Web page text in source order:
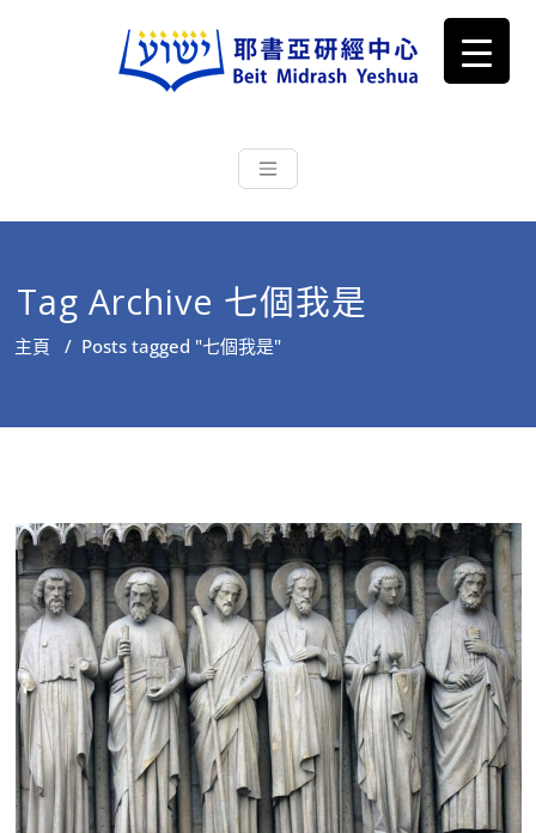
耶書亞研經中心
根源明白聖經，成為更好的門徒
Tag Archive 七個我是
主頁 / Posts tagged "七個我是"